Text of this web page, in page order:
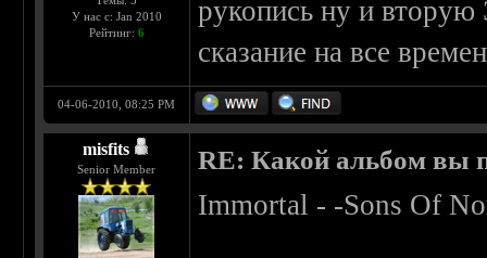
У нас с: Jan 2010
Рейтинг: 6
рукопись ну и
сказание на все
04-06-2010, 08:25 PM
misfits
Senior Member RE: Какой альбом вы
Immortal - -Sons Of